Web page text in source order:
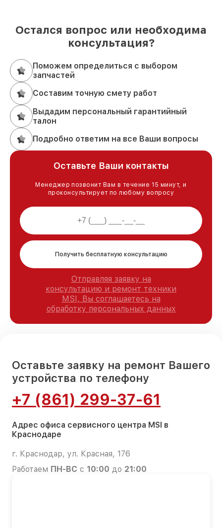
Остался вопрос или необходима
консультация?
Поможем определиться с выбором
запчастей
Составим точную смету работ
Выдадим персональный гарантийный
талон
Подробно ответим на все Ваши вопросы
Оставьте Ваши контакты
Менеджер позвонит Вам в течение 15 минут, и
проконсультирует по любому вопросу
Получить бесплатную консультацию
Отправляя заявку на
консультацию и ремонт техники
MSI, Вы соглашаетесь на
обработку персональных данных
Оставьте заявку на ремонт Вашего
устройства по телефону
+7 (861) 299-37-61
Адрес офиса сервисного центра MSI в
Краснодаре
г. Краснодар, ул. Красная, 176
Работаем ПН-ВС с 10:00 до 21:00